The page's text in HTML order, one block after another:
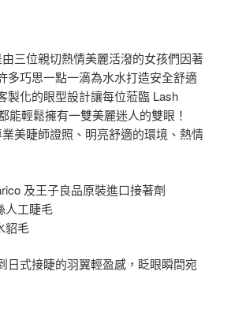
三位親切熱情美麗活潑的女孩們因著
多巧思一點一滴為水水打造安全舒適
製化的眼型設計讓每位蒞臨 Lash
能輕鬆擁有一雙美麗迷人的雙眼！
美睫師證照、明亮舒適的環境、熱情
及王子良品原裝進口接著劑
人工睫毛
貂毛
日式接睫的羽翼輕盈感，眨眼瞬間宛